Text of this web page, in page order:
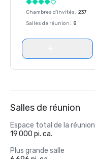
Chambres d'invités: 237
Salles de réunion: 8
Salles de réunion
Espace total de la réunion
19 000 pi. ca.
Plus grande salle